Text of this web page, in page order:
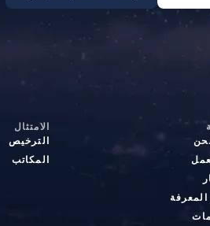
الامتثال
الترخيص
المكاتب